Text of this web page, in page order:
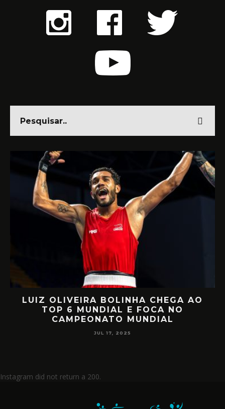
RETORNO EM ALTO NÍVEL: RAFA
MIILLER E PATTY DIAZ DE VOLTA AO
CIRCUITO MUNDIAL
JUL 17, 2025
Instagram did not return a 200.